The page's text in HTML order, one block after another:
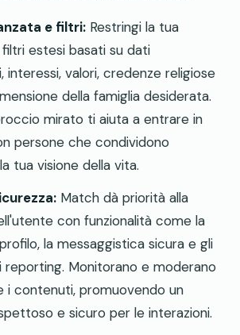
e filtri: Restringi la tua
estesi basati su dati
interessi, valori, credenze religiose
della famiglia desiderata.
mirato ti aiuta a entrare in
persone che condividono
tua visione della vita.
Match dà priorità alla
con funzionalità come la
la messaggistica sicura e gli
reporting. Monitorano e moderano
i contenuti, promuovendo un
e sicuro per le interazioni.